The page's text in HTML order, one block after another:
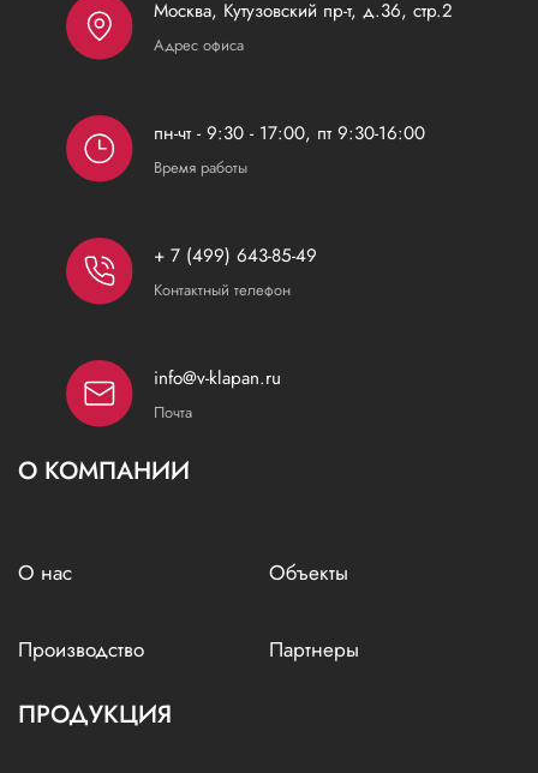
Москва, Кутузовский пр-т, д.36, стр.2
Адрес офиса
пн-чт - 9:30 - 17:00, пт 9:30-16:00
Время работы
+ 7 (499) 643-85-49
Контактный телефон
info@v-klapan.ru
Почта
О КОМПАНИИ
О нас Объекты
Производство Партнеры
ПРОДУКЦИЯ